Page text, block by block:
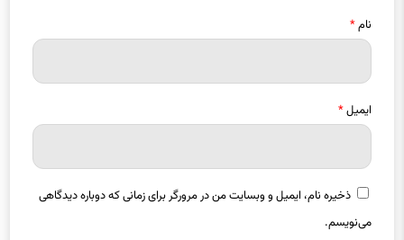
نام*
ایمیل*
ذخیره نام، ایمیل و وبسایت من در مرورگر برای زمانی که دوباره دیدگاهی
می‌نویسم.